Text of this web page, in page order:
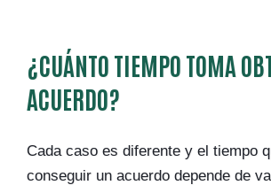
¿CUÁNTO TIEMPO TOMA
ACUERDO?
Cada caso es diferente y el tiempo
conseguir un acuerdo depende de